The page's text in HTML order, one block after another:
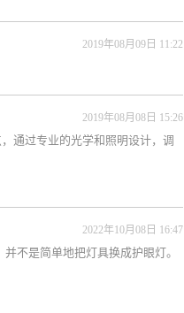
2019年08月09日 11:22
2019年08月08日 15:26
通过专业的光学和照明设计，调
2022年10月08日 16:47
不是简单地把灯具换成护眼灯。